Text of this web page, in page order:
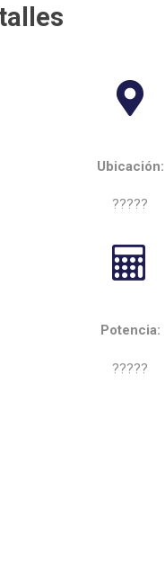
Ubicación:
?????
Potencia:
?????